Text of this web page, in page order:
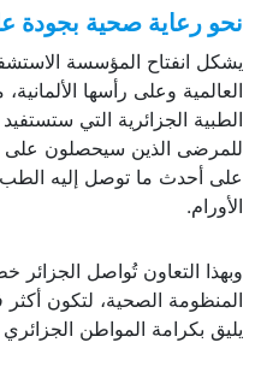
نحو رعاية صحية بجودة
يشكل انفتاح المؤسسة
العالمية وعلى رأسها
الطبية الجزائرية التي
للمرضى الذين سيحصلون على
على أحدث ما توصل إليه
الأورام.
وبهذا التعاون تُواصل الجزائر
المنظومة الصحية، لتكون أكثر
يليق بكرامة المواطن